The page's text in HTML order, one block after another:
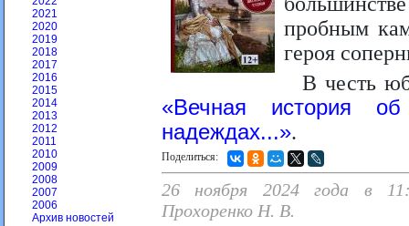
2021
2020
2019
2018
2017
2016
2015
2014
2013
2012
2011
2010
2009
2008
2007
2006
Архив новостей
пробным
героя
В честь
«Вечная история
надеждах...».
Поделиться:
26 ноября 2024 года в
Прохоренко Н. В.